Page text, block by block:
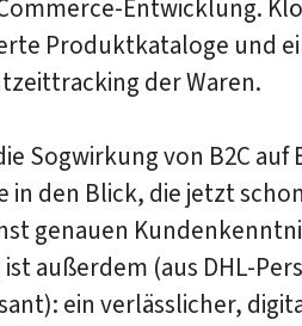
Entwicklung.
Produktkataloge und
der Waren.
Sogwirkung von B2C
in den Blick, die jetzt
genauen
außerdem (aus DHL-
ein verlässlicher,